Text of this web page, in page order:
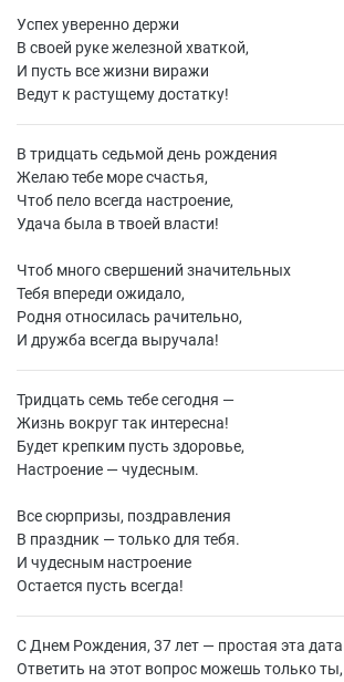
Успех уверенно держи
В своей руке железной хваткой,
И пусть все жизни виражи
Ведут к растущему достатку!
В тридцать седьмой день рождения
Желаю тебе море счастья,
Чтоб пело всегда настроение,
Удача была в твоей власти!
Чтоб много свершений значительных
Тебя впереди ожидало,
Родня относилась рачительно,
И дружба всегда выручала!
Тридцать семь тебе сегодня —
Жизнь вокруг так интересна!
Будет крепким пусть здоровье,
Настроение — чудесным.
Все сюрпризы, поздравления
В праздник — только для тебя.
И чудесным настроение
Остается пусть всегда!
С Днем Рождения, 37 лет — простая эта дата
Ответить на этот вопрос можешь только